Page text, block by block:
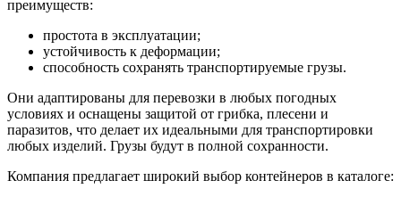
преимуществ:
простота в эксплуатации;
устойчивость к деформации;
способность сохранять транспортируемые грузы.
Они адаптированы для перевозки в любых погодных
условиях и оснащены защитой от грибка, плесени и
паразитов, что делает их идеальными для транспортировки
любых изделий. Грузы будут в полной сохранности.
Компания предлагает широкий выбор контейнеров в каталоге: